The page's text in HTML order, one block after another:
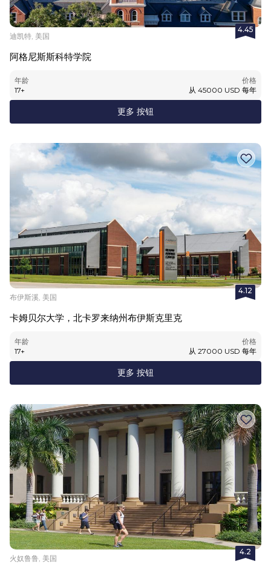
4.45
迪凯特, 美国
阿格尼斯斯科特学院
年龄
17+
价格
从 45000 USD 每年
更多 按钮
4.12
布伊斯溪, 美国
卡姆贝尔大学，北卡罗来纳州布伊斯克里克
年龄
17+
价格
从 27000 USD 每年
更多 按钮
4.2
火奴鲁鲁, 美国